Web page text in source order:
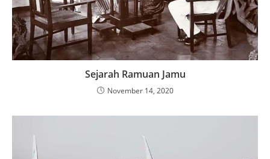
Sejarah Ramuan Jamu
November 14, 2020